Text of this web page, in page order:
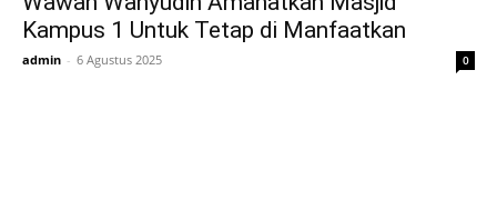
Kampus 1 Untuk Tetap di Manfaatkan
admin - 6 Agustus 2025 0